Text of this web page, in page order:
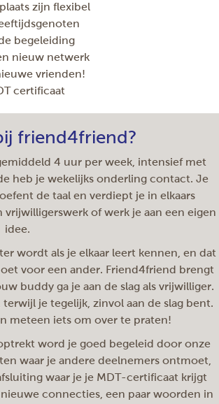
zijn flexibel
begeleiding
nieuw netwerk
vrienden!
certificaat
friend4friend?
4 uur per week, intensief met
heb je wekelijks onderling contact. Je
de taal en verdiept je in elkaars
vrijwilligerswerk of werk je aan een eigen
idee.
wordt als je elkaar leert kennen, en dat
voor een ander. Friend4friend brengt
buddy ga je aan de slag als vrijwilliger.
je tegelijk, zinvol aan de slag bent.
meteen iets om over te praten!
word je goed begeleid door onze
waar je andere deelnemers ontmoet,
waar je je MDT-certificaat krijgt
connecties, een paar woorden in